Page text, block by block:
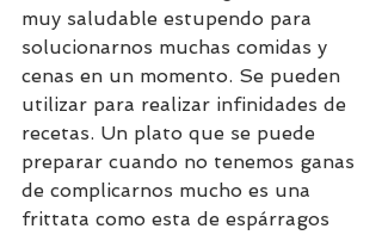
muy saludable estupendo para
solucionarnos muchas comidas y
cenas en un momento. Se pueden
utilizar para realizar infinidades de
recetas. Un plato que se puede
preparar cuando no tenemos ganas
de complicarnos mucho es una
frittata como esta de espárragos